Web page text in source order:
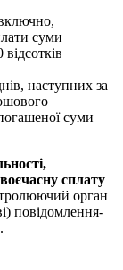
суми
наступних за
суми
сплату
орган
повідомлення-